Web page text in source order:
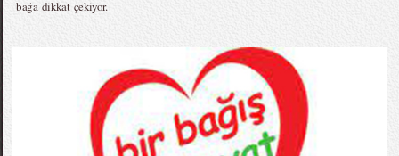
bağa dikkat çekiyor.